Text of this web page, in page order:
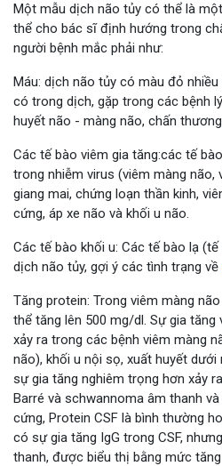
Một mẫu dịch não tủy có thể là
thể cho bác sĩ định hướng trong
người bệnh mắc phải như:
Máu: dịch não tủy có màu đỏ
có trong dịch, gặp trong các bệnh
huyết não - màng não, chấn
Các tế bào viêm gia tăng:các tế
trong nhiễm virus (viêm màng não,
giang mai, chứng loạn thần kinh,
cứng, áp xe não và khối u não.
Các tế bào khối u: Các tế bào lạ
dịch não tủy, gợi ý các tình trạng về
Tăng protein: Trong viêm màng
thể tăng lên 500 mg/dl. Sự gia
xảy ra trong các bệnh viêm màng
não), khối u nội sọ, xuất huyết
sự gia tăng nghiêm trọng hơn xảy
Barré và schwannoma âm thanh
cứng, Protein CSF là bình thường
có sự gia tăng IgG trong CSF,
thanh, được biểu thị bằng mức